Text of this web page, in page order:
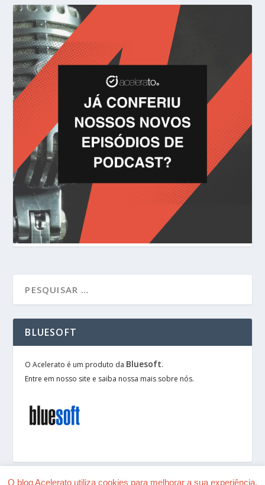
BLUESOFT
O Acelerato é um produto da Bluesoft.
Entre em nosso site e saiba nossa mais sobre nós.
O blog Acelerato utiliza cookies para melhorar a sua experiência.